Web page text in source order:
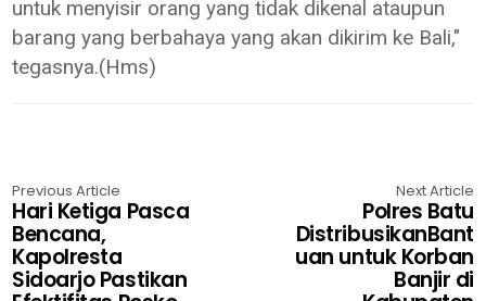
untuk menyisir orang yang tidak dikenal ataupun
barang yang berbahaya yang akan dikirim ke Bali,"
tegasnya.(Hms)
Previous Article
Hari Ketiga Pasca
Bencana,
Kapolresta
Sidoarjo Pastikan
Next Article
Polres Batu
DistribusikanBant
uan untuk Korban
Banjir di